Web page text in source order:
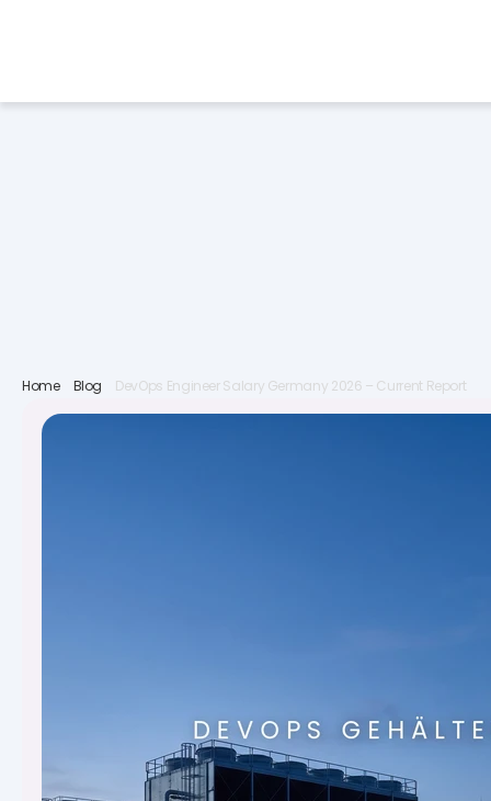
Home Blog DevOps Engineer Salary Germany 2026 – Current Report